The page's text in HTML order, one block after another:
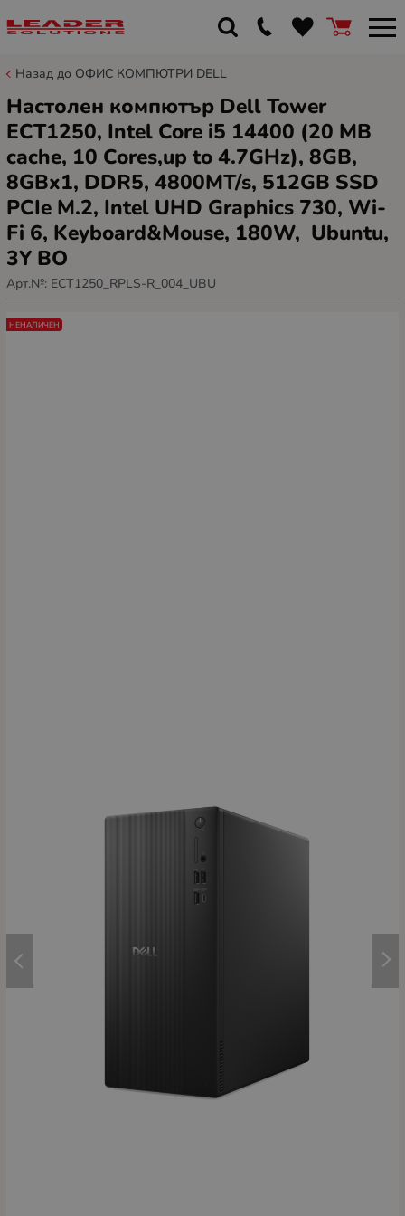
Назад до ОФИС КОМПЮТРИ DELL
Настолен компютър Dell Tower
ECT1250, Intel Core i5 14400 (20 MB
cache, 10 Cores,up to 4.7GHz), 8GB,
8GBx1, DDR5, 4800MT/s, 512GB SSD
PCIe M.2, Intel UHD Graphics 730, Wi-
Fi 6, Keyboard&Mouse, 180W, Ubuntu,
3Y BO
Арт.№: ECT1250_RPLS-R_004_UBU
НЕНАЛИЧЕН